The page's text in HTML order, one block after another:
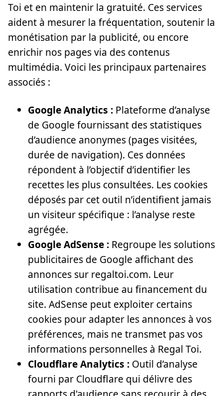
Toi et en maintenir la gratuité. Ces services
aident à mesurer la fréquentation, soutenir la
monétisation par la publicité, ou encore
enrichir nos pages via des contenus
multimédia. Voici les principaux partenaires
associés :
Google Analytics : Plateforme d’analyse
de Google fournissant des statistiques
d’audience anonymes (pages visitées,
durée de navigation). Ces données
répondent à l’objectif d’identifier les
recettes les plus consultées. Les cookies
déposés par cet outil n’identifient jamais
un visiteur spécifique : l’analyse reste
agrégée.
Google AdSense : Regroupe les solutions
publicitaires de Google affichant des
annonces sur regaltoi.com. Leur
utilisation contribue au financement du
site. AdSense peut exploiter certains
cookies pour adapter les annonces à vos
préférences, mais ne transmet pas vos
informations personnelles à Regal Toi.
Cloudflare Analytics : Outil d’analyse
fourni par Cloudflare qui délivre des